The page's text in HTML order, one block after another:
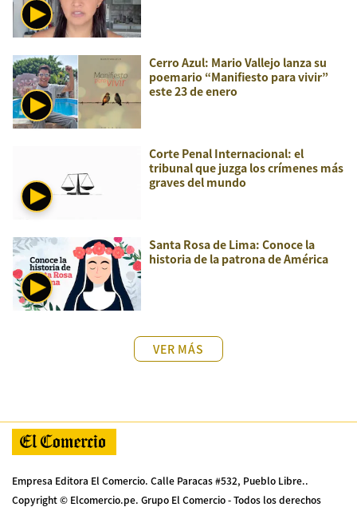
Cerro Azul: Mario Vallejo lanza su
poemario “Manifiesto para vivir”
este 23 de enero
Corte Penal Internacional: el
tribunal que juzga los crímenes más
graves del mundo
Santa Rosa de Lima: Conoce la
historia de la patrona de América
VER MÁS
Empresa Editora El Comercio. Calle Paracas #532, Pueblo Libre..
Copyright © Elcomercio.pe. Grupo El Comercio - Todos los derechos